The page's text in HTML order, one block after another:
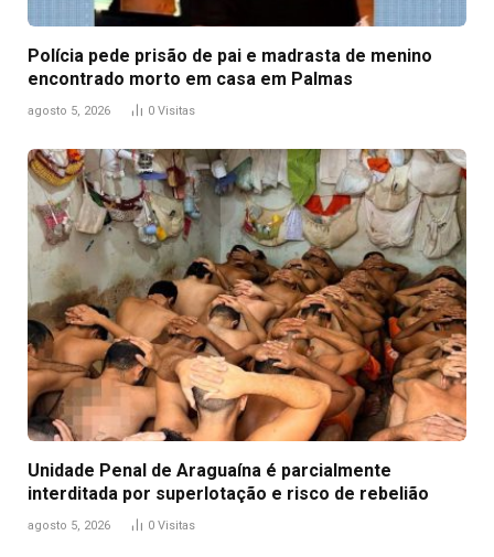
Polícia pede prisão de pai e madrasta de menino
encontrado morto em casa em Palmas
agosto 5, 2026 0 Visitas
Unidade Penal de Araguaína é parcialmente
interditada por superlotação e risco de rebelião
agosto 5, 2026 0 Visitas